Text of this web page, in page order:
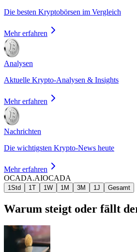
Die besten Kryptobörsen im Vergleich
Mehr erfahren
Analysen
Aktuelle Krypto-Analysen & Insights
Mehr erfahren
Nachrichten
Die wichtigsten Krypto-News heute
Mehr erfahren
OCADA.AIOCADA
1Std 1T 1W 1M 3M 1J Gesamt
Warum steigt oder fällt